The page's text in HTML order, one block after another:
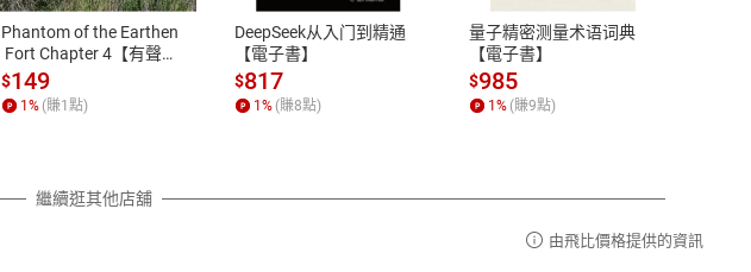
消費者保護法及通訊交易解
外情事適用準則，依商品性
同規定。詳細退換貨說明請參
說明。
13:00-17:00 (國定假日及例假日休息)
客服電話：0080-1857077
Phantom of the Earthen
Fort Chapter 4【有聲
書】
$149
1 % (賺1 點)
DeepSeek从入门到精通
【電子書】
$817
1% (賺8點)
量子精密测量术语词典
【電子書】
$985
1% (賺9點)
繼續逛其他店舖
由飛比價格提供的資訊